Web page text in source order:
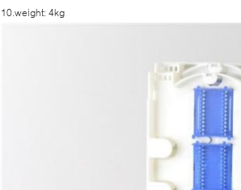
10.weight: 4kg